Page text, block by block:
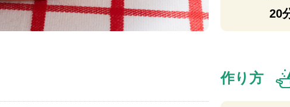
20
作り方